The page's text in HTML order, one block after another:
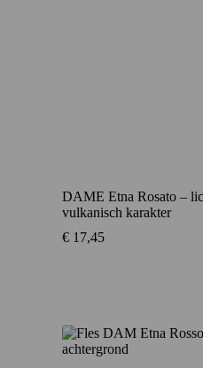
DAME Etna Rosato –
vulkanisch karakter
€ 17,45